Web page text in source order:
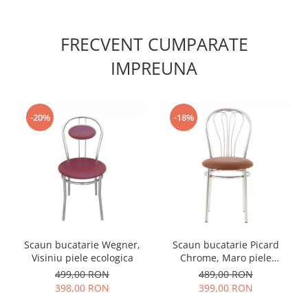
FRECVENT CUMPARATE
IMPREUNA
-20%
Scaun bucatarie Wegner,
Visiniu piele ecologica
499,00 RON
398,00 RON
-18%
Scaun bucatarie Picard
Chrome, Maro piele
ecologica
489,00 RON
399,00 RON